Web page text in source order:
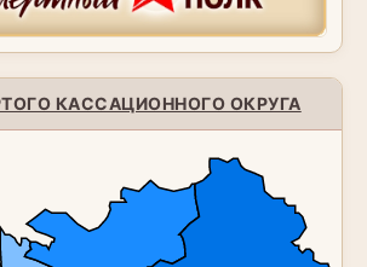
КАССАЦИОННОГО ОКРУГА